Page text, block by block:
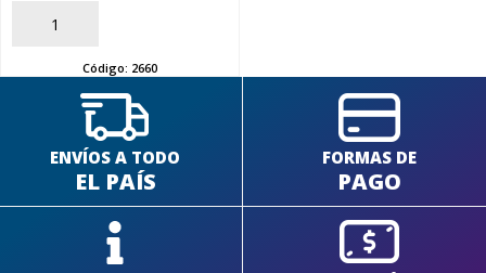
AÑADIR
Código: 2660
ENVÍOS A TODO
EL PAÍS
FORMAS DE
PAGO